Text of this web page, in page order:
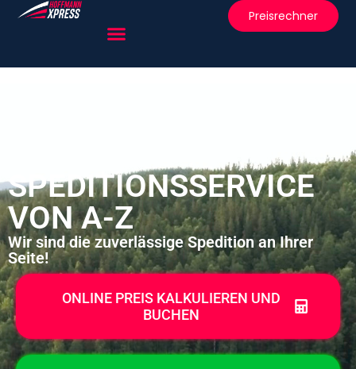
Preisrechner
SPEDITIONSSERVICE
VON A-Z
Wir sind die zuverlässige Spedition an Ihrer
Seite!
ONLINE PREIS KALKULIEREN UND
BUCHEN